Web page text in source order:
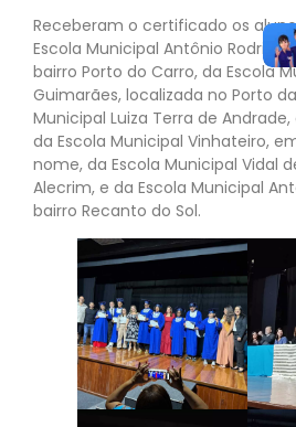
Receberam o certificado os
Escola Municipal Antônio
bairro Porto do Carro, da Escola
Guimarães, localizada no Porto
Municipal Luiza Terra de
da Escola Municipal Vinhateiro,
nome, da Escola Municipal Vidal
Alecrim, e da Escola Municipal
bairro Recanto do Sol.